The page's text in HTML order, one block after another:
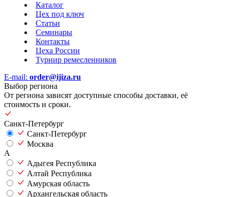
Каталог
Цех под ключ
Статьи
Семинары
Контакты
Цеха России
Турнир ремесленников
E-mail: order@ijiza.ru
Выбор региона
От региона зависят доступные способы доставки, её
стоимость и сроки.
Санкт-Петербург
Санкт-Петербург
Москва
А
Адыгея Республика
Алтай Республика
Амурская область
Архангельская область